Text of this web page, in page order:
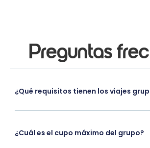
Preguntas
¿Qué requisitos tienen los viajes
¿Cuál es el cupo máximo del grupo?